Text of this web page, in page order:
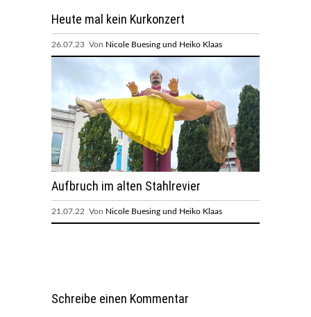
Heute mal kein Kurkonzert
26.07.23 Von Nicole Buesing und Heiko Klaas
Aufbruch im alten Stahlrevier
21.07.22 Von Nicole Buesing und Heiko Klaas
Schreibe einen Kommentar